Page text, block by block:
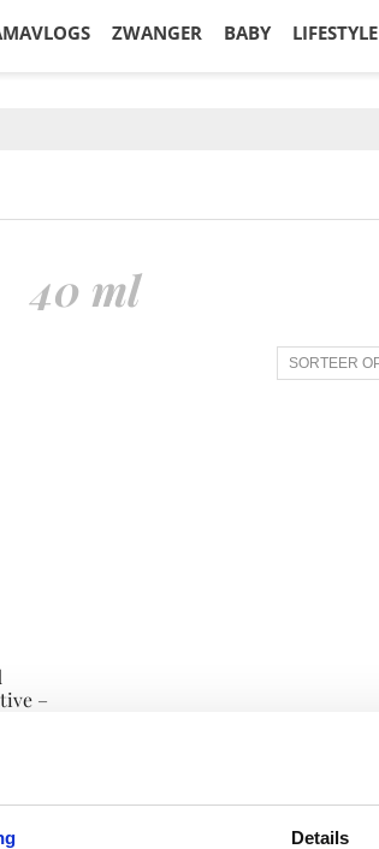
Details
ZWANGER BABY LIFESTYLE
40 ml
–